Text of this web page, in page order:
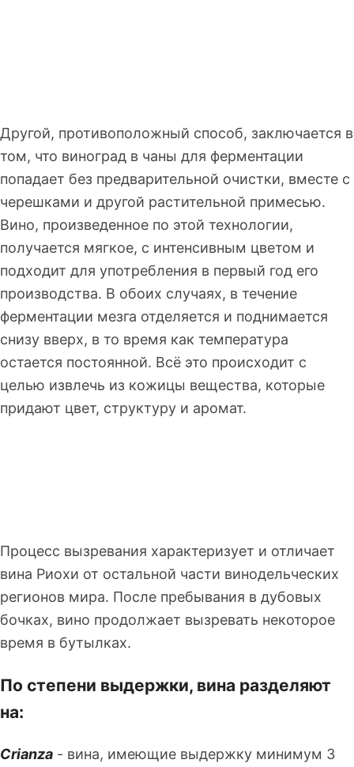
Другой, противоположный способ, заключается в
том, что виноград в чаны для ферментации
попадает без предварительной очистки, вместе с
черешками и другой растительной примесью.
Вино, произведенное по этой технологии,
получается мягкое, с интенсивным цветом и
подходит для употребления в первый год его
производства. В обоих случаях, в течение
ферментации мезга отделяется и поднимается
снизу вверх, в то время как температура
остается постоянной. Всё это происходит с
целью извлечь из кожицы вещества, которые
придают цвет, структуру и аромат.
Процесс вызревания характеризует и отличает
вина Риохи от остальной части винодельческих
регионов мира. После пребывания в дубовых
бочках, вино продолжает вызревать некоторое
время в бутылках.
По степени выдержки, вина разделяют
на:
Crianza - вина, имеющие выдержку минимум 3